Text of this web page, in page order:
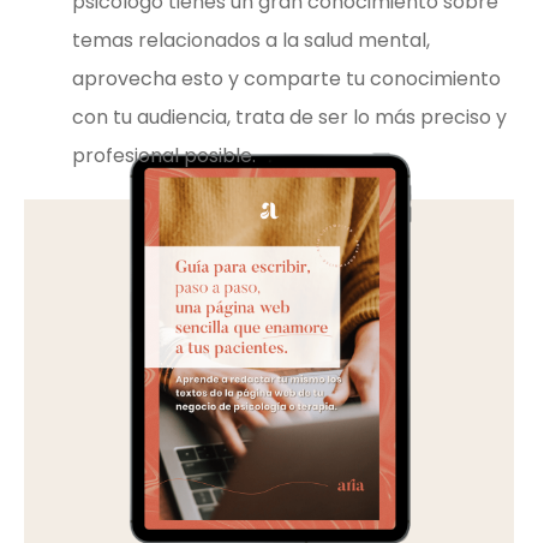
temas relacionados a la salud mental,
aprovecha esto y comparte tu conocimiento
con tu audiencia, trata de ser lo más preciso y
profesional posible.